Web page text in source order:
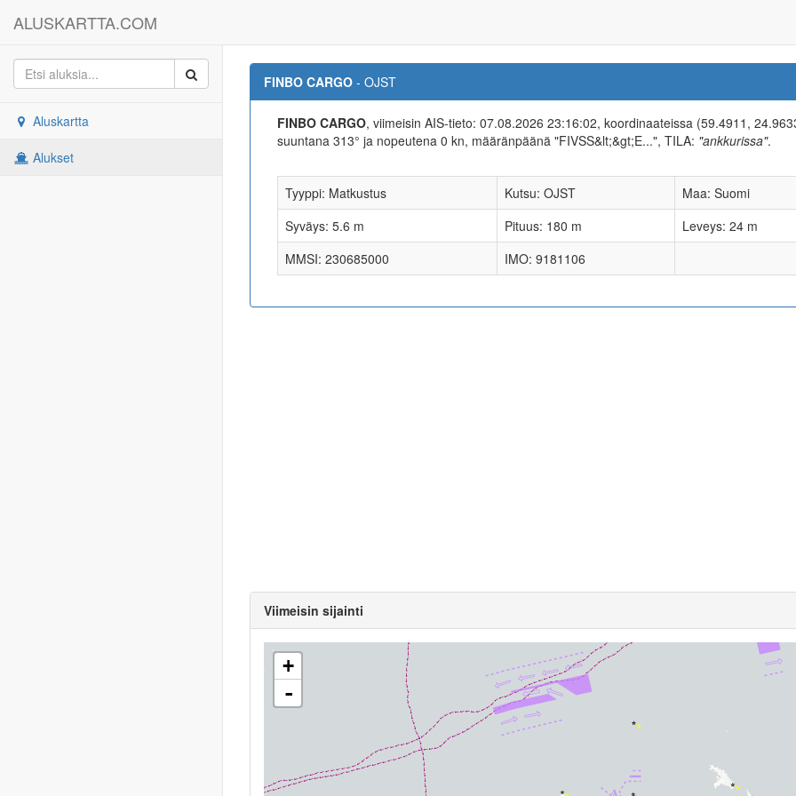
ALUSKARTTA.COM
Aluskartta
Alukset
FINBO CARGO - OJST
FINBO CARGO, viimeisin AIS-tieto: 07.08.2026 23:16:02, koordinaateissa (59.4911,
suuntana 313° ja nopeutena 0 kn, määränpäänä "FIVSS&lt;&gt;E...", TILA: "ankkurissa".
Tyyppi: Matkustus Kutsu: OJST
Maa: Suomi
Syväys: 5.6 m
Pituus: 180 m
Leveys: 24 m
MMSI: 230685000
IMO: 9181106
Viimeisin sijainti
+
-